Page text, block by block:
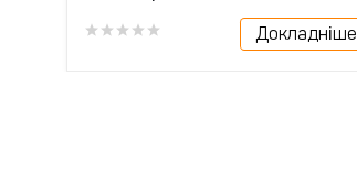
Докладніше